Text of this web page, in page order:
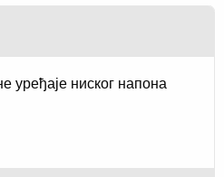
уређаје ниског напона